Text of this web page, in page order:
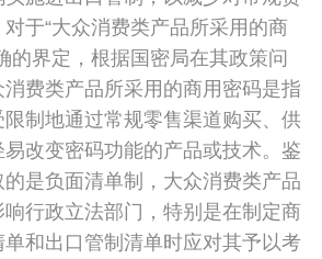
于“大众消费类产品所采用的商
的界定，根据国密局在其政策问
费类产品所采用的商用密码是指
制地通过常规零售渠道购买、供
改变密码功能的产品或技术。鉴
是负面清单制，大众消费类产品
行政立法部门，特别是在制定商
和出口管制清单时应对其予以考